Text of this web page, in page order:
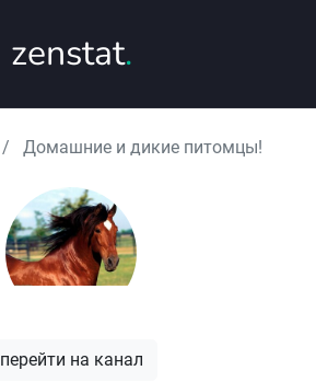
zenstat.
Домашние и дикие питомцы!
перейти на канал